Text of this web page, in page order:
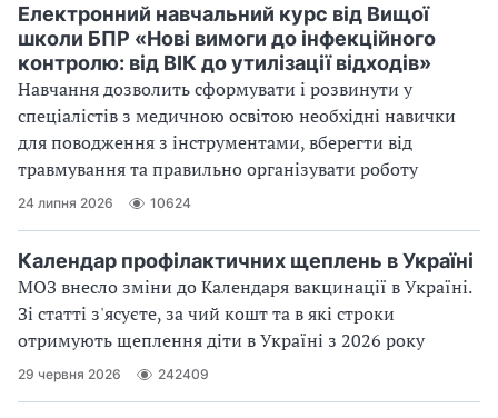
Електронний навчальний курс від Вищої
школи БПР «Нові вимоги до інфекційного
контролю: від ВІК до утилізації відходів»
Навчання дозволить сформувати і розвинути у
спеціалістів з медичною освітою необхідні навички
для поводження з інструментами, вберегти від
травмування та правильно організувати роботу
24 липня 2026 10624
Календар профілактичних щеплень в Україні
МОЗ внесло зміни до Календаря вакцинації в Україні.
Зі статті з'ясуєте, за чий кошт та в які строки
отримують щеплення діти в Україні з 2026 року
29 червня 2026 242409